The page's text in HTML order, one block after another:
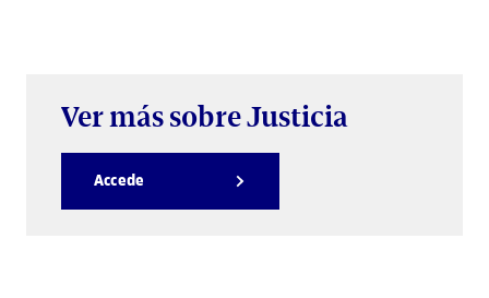
Ver más sobre Justicia
Accede